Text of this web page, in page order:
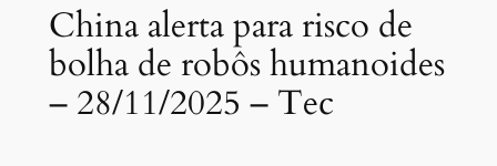
China alerta para risco de
bolha de robôs humanoides
– 28/11/2025 – Tec